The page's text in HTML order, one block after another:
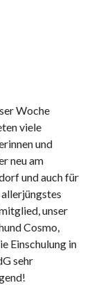
Woche
viele
und
neu am
und auch für
unser
Cosmo,
Einschulung in
sehr